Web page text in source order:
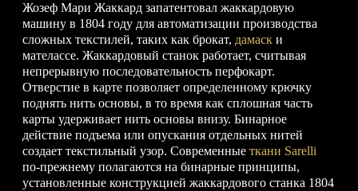
Жозеф Мари Жаккард запатентовал жаккардовую
машину в 1804 году для автоматизации производства
сложных текстилей, таких как брокат, дамаск и
мателассе. Жаккардовый станок работает, считывая
непрерывную последовательность перфокарт.
Отверстие в карте позволяет определенному крючку
поднять нить основы, в то время как сплошная часть
карты удерживает нить основы внизу. Бинарное
действие подъема или опускания отдельных нитей
создает текстильный узор. Современныеткани Sarelli
по-прежнему полагаются на бинарные принципы,
установленные конструкцией жаккардового станка 1804